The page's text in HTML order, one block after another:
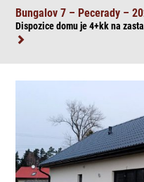
Bungalov 7 – Pecerady –
Dispozice domu je 4+kk na zasta